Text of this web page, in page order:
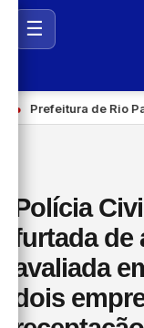
☰
Prefeitura de Rio
Polícia
furtada
avaliada
dois